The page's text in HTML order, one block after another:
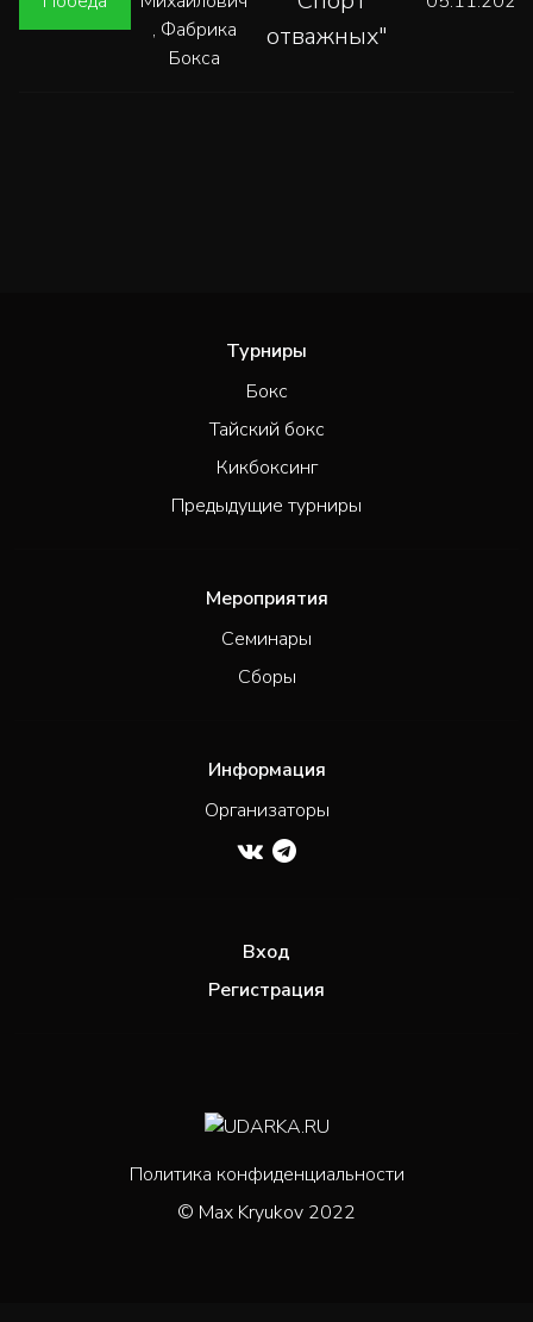
, Фабрика
Бокса
отважных"
Турниры
Бокс
Тайский бокс
Кикбоксинг
Предыдущие турниры
Мероприятия
Семинары
Сборы
Информация
Организаторы
Вход
Регистрация
Политика конфиденциальности
© Max Kryukov 2022